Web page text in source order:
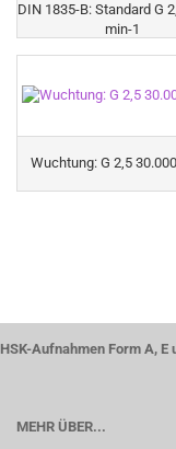
DIN 1835-B: Standard G
min-1
Wuchtung: G 2,5
HSK-Aufnahmen Form A, E
MEHR ÜBER...